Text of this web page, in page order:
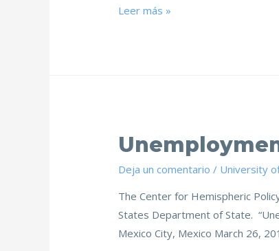
Leer más »
Deja un comentario / University
The Center for Hemispheric
States Department of State.
Mexico City, Mexico March 26,